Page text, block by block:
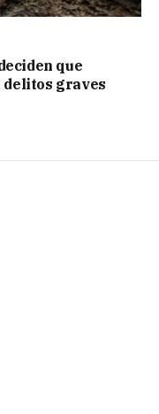
que
delitos graves